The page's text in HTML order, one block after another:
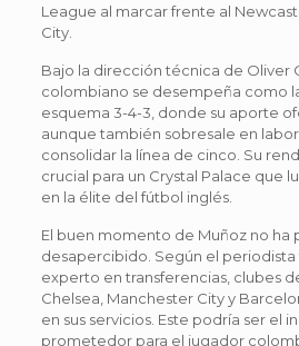
League al marcar frente al
City.
Bajo la dirección técnica de Oliver
colombiano se desempeña como
esquema 3-4-3, donde su aporte
aunque también sobresale en
consolidar la línea de cinco. Su
crucial para un Crystal Palace que
en la élite del fútbol inglés.
El buen momento de Muñoz no ha
desapercibido. Según el periodista
experto en transferencias, clubes
Chelsea, Manchester City y
en sus servicios. Este podría ser el
prometedor para el jugador